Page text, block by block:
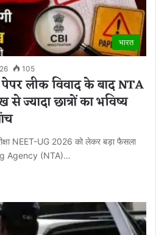
भारत
105
लीक विवाद के बाद NTA
ज्यादा छात्रों का भविष्य
NEET-UG 2026 को लेकर बड़ा फैसला
Agency (NTA)…